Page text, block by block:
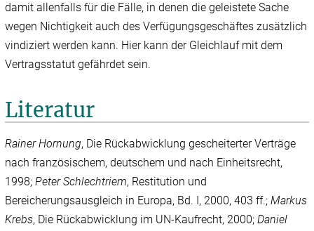
damit allenfalls für die Fälle, in denen die geleistete Sache
wegen Nichtigkeit auch des Verfügungsgeschäftes zusätzlich
vindiziert werden kann. Hier kann der Gleichlauf mit dem
Vertragsstatut gefährdet sein.
Literatur
Rainer Hornung, Die Rückabwicklung gescheiterter Verträge
nach französischem, deutschem und nach Einheitsrecht,
1998;Peter Schlechtriem, Restitution und
Bereicherungsausgleich in Europa, Bd. I, 2000, 403 ff.;Markus
Krebs, Die Rückabwicklung im UN-Kaufrecht, 2000;Daniel